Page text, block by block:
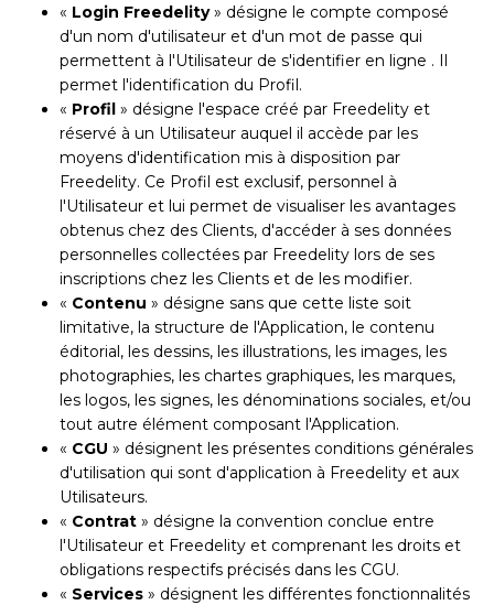
« Login Freedelity» désigne le compte composé
d'un nom d'utilisateur et d'un mot de passe qui
permettent à l'Utilisateur de s'identifier en ligne . Il
permet l'identification du Profil.
« Profil » désigne l'espace créé par Freedelity et
réservé à un Utilisateur auquel il accède par les
moyens d'identification mis à disposition par
Freedelity. Ce Profil est exclusif, personnel à
l'Utilisateur et lui permet de visualiser les avantages
obtenus chez des Clients, d'accéder à ses données
personnelles collectées par Freedelity lors de ses
inscriptions chez les Clients et de les modifier.
« Contenu » désigne sans que cette liste soit
limitative, la structure de l'Application, le contenu
éditorial, les dessins, les illustrations, les images, les
photographies, les chartes graphiques, les marques,
les logos, les signes, les dénominations sociales, et/ou
tout autre élément composant l'Application.
« CGU » désignent les présentes conditions générales
d'utilisation qui sont d'application à Freedelity et aux
Utilisateurs.
« Contrat » désigne la convention conclue entre
l'Utilisateur et Freedelity et comprenant les droits et
obligations respectifs précisés dans les CGU.
« Services » désignent les différentes fonctionnalités